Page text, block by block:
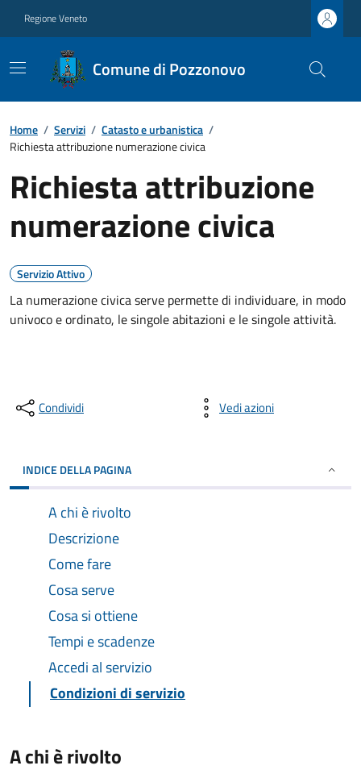
Regione Veneto
Comune di Pozzonovo
Home / Servizi / Catasto e urbanistica /
Richiesta attribuzione numerazione civica
Richiesta attribuzione
numerazione civica
Servizio Attivo
La numerazione civica serve permette di individuare, in modo
univoco e ordinato, le singole abitazioni e le singole attività.
Condividi Vedi azioni
INDICE DELLA PAGINA
A chi è rivolto
Descrizione
Come fare
Cosa serve
Cosa si ottiene
Tempi e scadenze
Accedi al servizio
Condizioni di servizio
A chi è rivolto